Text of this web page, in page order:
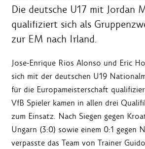
Die deutsche U17 mit Jordan
qualifiziert sich als
zur EM nach Irland.
Jose-Enrique Rios Alonso und Eric
sich mit der deutschen U19
für die Europameisterschaft
VfB Spieler kamen in allen drei
zum Einsatz. Nach Siegen gegen
Ungarn (3:0) sowie einem 0:1 gegen
verpasste das Team von Trainer